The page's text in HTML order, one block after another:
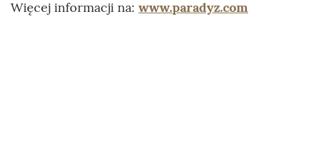
Więcej informacji na: www.paradyz.com